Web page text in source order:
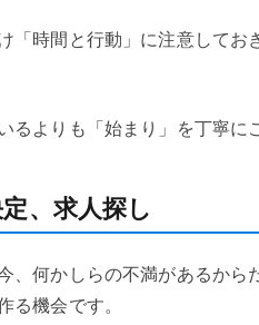
「時間と行動」に注意してお
るよりも「始まり」を丁寧に
、求人探し
、何かしらの不満があるから
る機会です。